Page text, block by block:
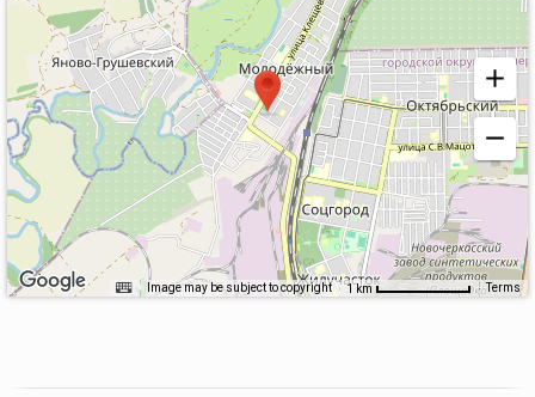
Image may be subject to copyright 1 km Terms